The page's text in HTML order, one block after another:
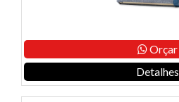
Orçar
Detalhes